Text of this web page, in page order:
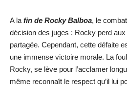
A la fin de Rocky Balboa, le
décision des juges : Rocky perd
partagée. Cependant, cette défaite
une immense victoire morale. La
Rocky, se lève pour l’acclamer
même reconnaît le respect qu’il lui